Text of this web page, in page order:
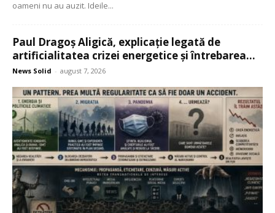
oameni nu au auzit. Ideile...
Paul Dragoș Aligică, explicație legată de
artificialitatea crizei energetice și întrebarea...
News Solid - august 7, 2026